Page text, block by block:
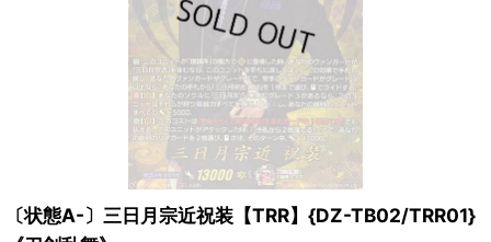
〔状態A-〕三日月宗近祝装【TRR】{DZ-TB02/TRR01}